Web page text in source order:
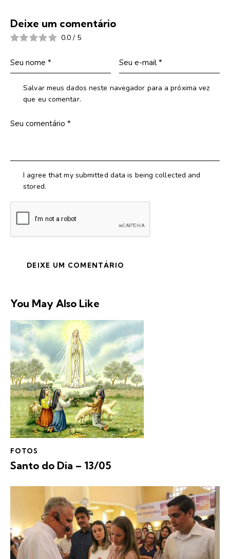
Deixe um comentário
0.0 / 5
Salvar meus dados neste navegador para a próxima vez
que eu comentar.
I agree that my submitted data is being collected and
stored.
You May Also Like
FOTOS
Santo do Dia – 13/05